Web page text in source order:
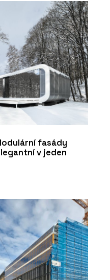
získal druhé místo
v mezinárodní
fasády
v jeden